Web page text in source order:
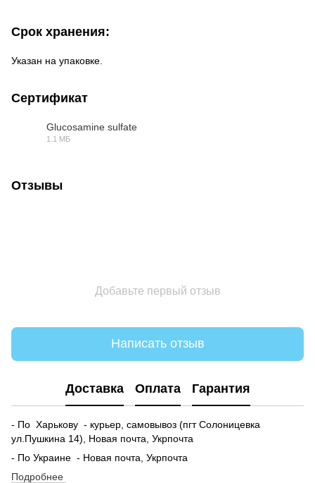
Срок хранения:
Указан на упаковке.
Сертификат
Glucosamine sulfate
1.1 МБ
Отзывы
Добавьте первый отзыв
Написать отзыв
Доставка Оплата Гарантия
- По Харькову - курьер, самовывоз (пгт Солоницевка
ул.Пушкина 14), Новая почта, Укрпочта
- По Украине - Новая почта, Укрпочта
Подробнее